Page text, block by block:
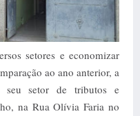
setores e economizar
ao ano anterior, a
seu setor de tributos e
na Rua Olívia Faria no